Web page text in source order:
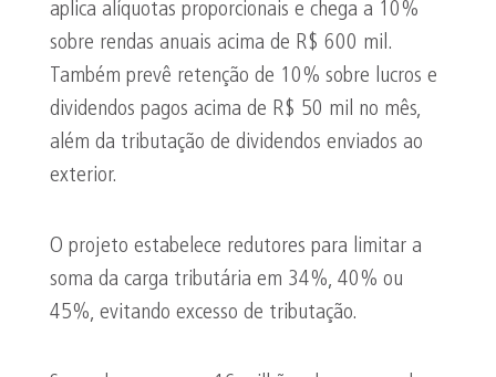
aplica alíquotas proporcionais e chega a 10%
sobre rendas anuais acima de R$ 600 mil.
Também prevê retenção de 10% sobre lucros e
dividendos pagos acima de R$ 50 mil no mês,
além da tributação de dividendos enviados ao
exterior.
O projeto estabelece redutores para limitar a
soma da carga tributária em 34%, 40% ou
45%, evitando excesso de tributação.